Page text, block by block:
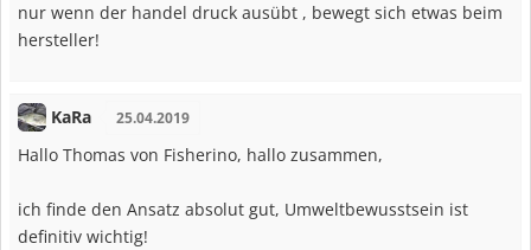
nur wenn der handel druck ausübt , bewegt sich etwas beim
hersteller!
KaRa 25.04.2019
Hallo Thomas von Fisherino, hallo zusammen,
ich finde den Ansatz absolut gut, Umweltbewusstsein ist
definitiv wichtig!